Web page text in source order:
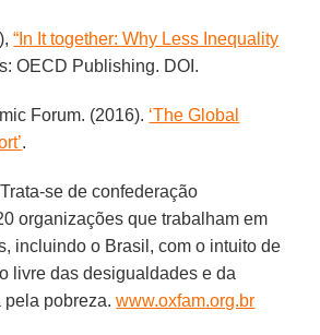
“In It together: Why Less Inequality
OECD Publishing. DOI.
Forum. (2016). ‘The Global
.
se de confederação
organizações que trabalham em
incluindo o Brasil, com o intuito de
livre das desigualdades e da
pela pobreza.www.oxfam.org.br